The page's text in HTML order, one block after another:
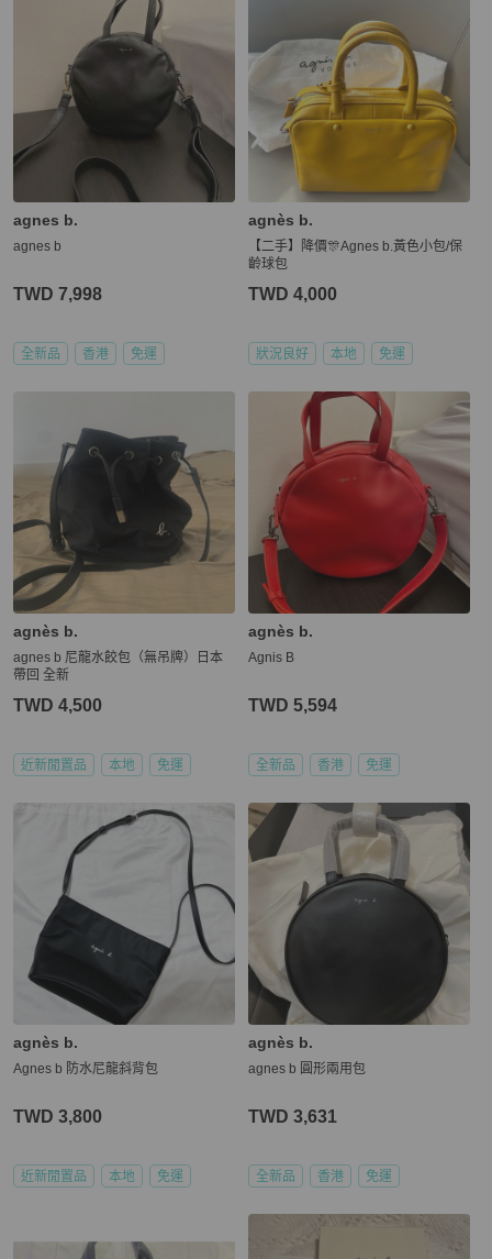
agnes b.
agnes b
TWD 7,998
全新品 香港 免運
agnès b.
【二手】降價🎊Agnes b.黃色小包/保
齡球包
TWD 4,000
狀況良好 本地 免運
agnès b.
agnes b 尼龍水餃包（無吊牌）日本
帶回 全新
TWD 4,500
近新閒置品 本地 免運
agnès b.
Agnis B
TWD 5,594
全新品 香港 免運
agnès b.
Agnes b 防水尼龍斜背包
TWD 3,800
近新閒置品 本地 免運
agnès b.
agnes b 圓形兩用包
TWD 3,631
全新品 香港 免運